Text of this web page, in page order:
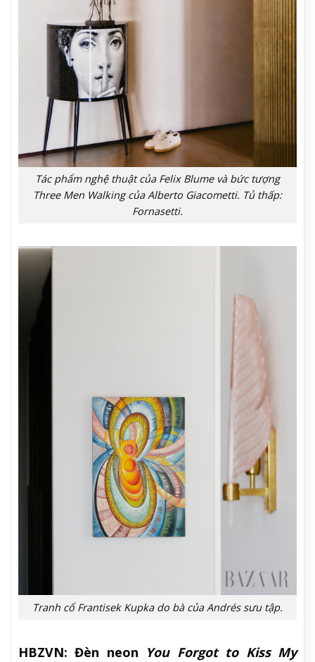
Tác phẩm nghệ thuật của Felix Blume và bức tượng
Three Men Walking của Alberto Giacometti. Tủ thấp:
Fornasetti.
Tranh cổ Frantisek Kupka do bà của Andrés sưu tập.
HBZVN: Đèn neon You Forgot to Kiss My